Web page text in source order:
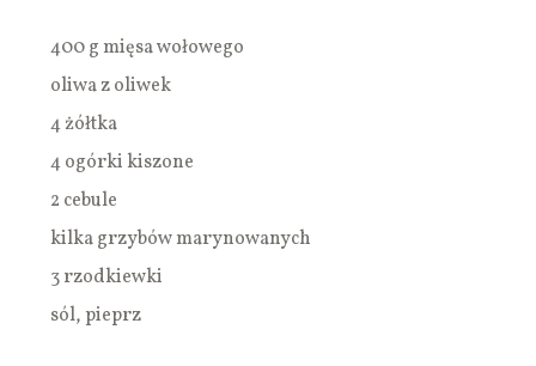
400 g mięsa wołowego
oliwa z oliwek
4 żółtka
4 ogórki kiszone
2 cebule
kilka grzybów marynowanych
3 rzodkiewki
sól, pieprz